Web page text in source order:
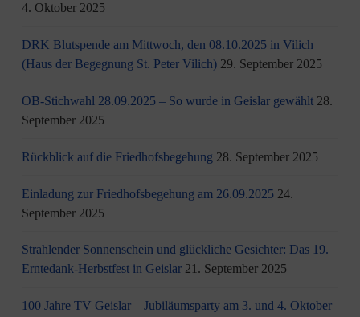
4. Oktober 2025
DRK Blutspende am Mittwoch, den 08.10.2025 in Vilich
(Haus der Begegnung St. Peter Vilich) 29. September 2025
OB-Stichwahl 28.09.2025 – So wurde in Geislar gewählt 28.
September 2025
Rückblick auf die Friedhofsbegehung 28. September 2025
Einladung zur Friedhofsbegehung am 26.09.2025 24.
September 2025
Strahlender Sonnenschein und glückliche Gesichter: Das 19.
Erntedank-Herbstfest in Geislar 21. September 2025
100 Jahre TV Geislar – Jubiläumsparty am 3. und 4. Oktober